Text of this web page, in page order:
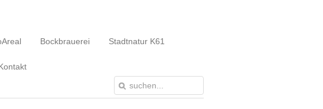
Bockbrauerei Stadtnatur K61